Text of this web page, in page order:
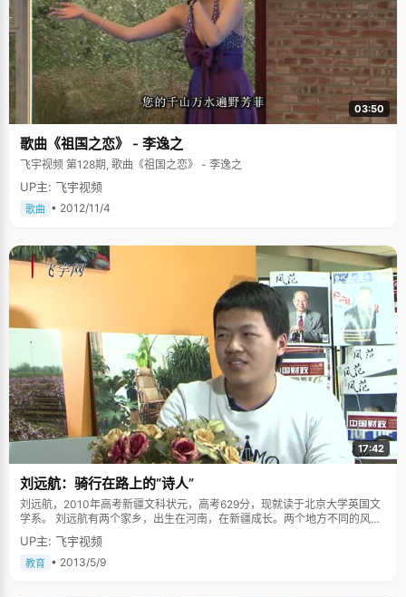
03:50
歌曲《祖国之恋》 - 李逸之
飞宇视频 第128期, 歌曲《祖国之恋》 - 李逸之
UP主: 飞宇视频
歌曲 • 2012/11/4
17:42
刘远航：骑行在路上的“诗人”
刘远航，2010年高考新疆文科状元，高考629分，现就读于北京大学英国文
学系。 刘远航有两个家乡，出生在河南，在新疆成长。两个地方不同的风土
人情塑造了一个文笔细腻却又拥有无限勇气的他。从新疆的边陲小镇到北京
的文学殿堂，刘远航不断成长的同时，也一直坚持着自己的文学梦。 乡村景
象造就"小诗人" 刘远航在四年级的时候来到新疆读书，初来乍到的他极其内
UP主: 飞宇视频
教育 • 2013/5/9